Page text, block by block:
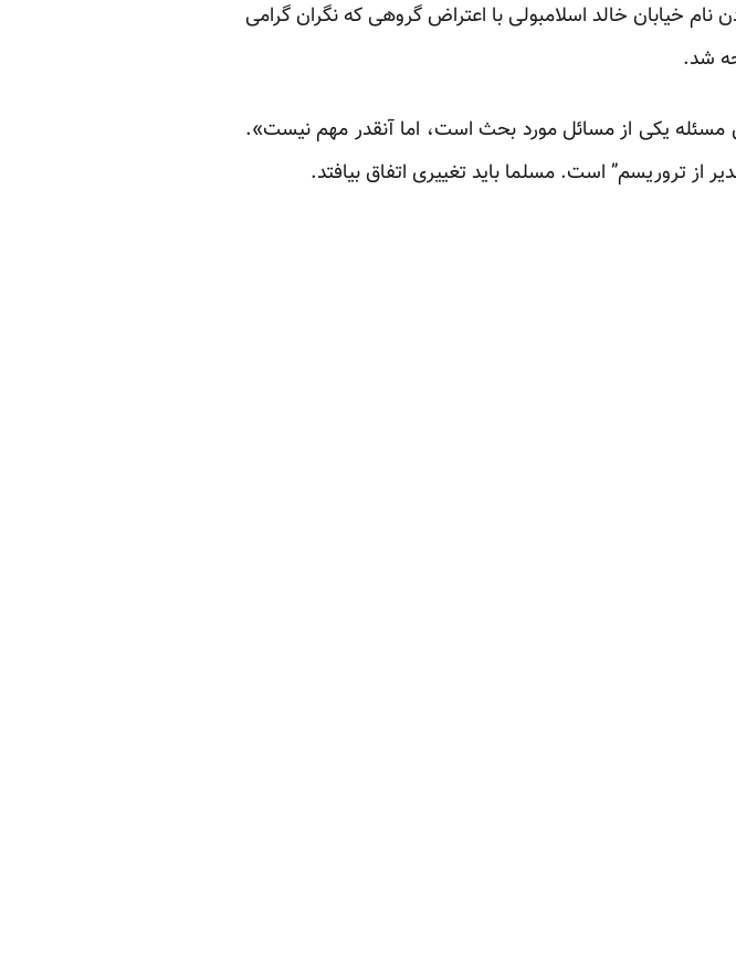
خیابان خالد اسلامبولی با ‏اعتراض گروهی که نگران گرامی
شد.‏
یکی از مسائل مورد بحث است، اما ‏آنقدر مهم نیست».
تروریسم” است. ‏مسلما باید تغییری اتفاق بیافتد.‏